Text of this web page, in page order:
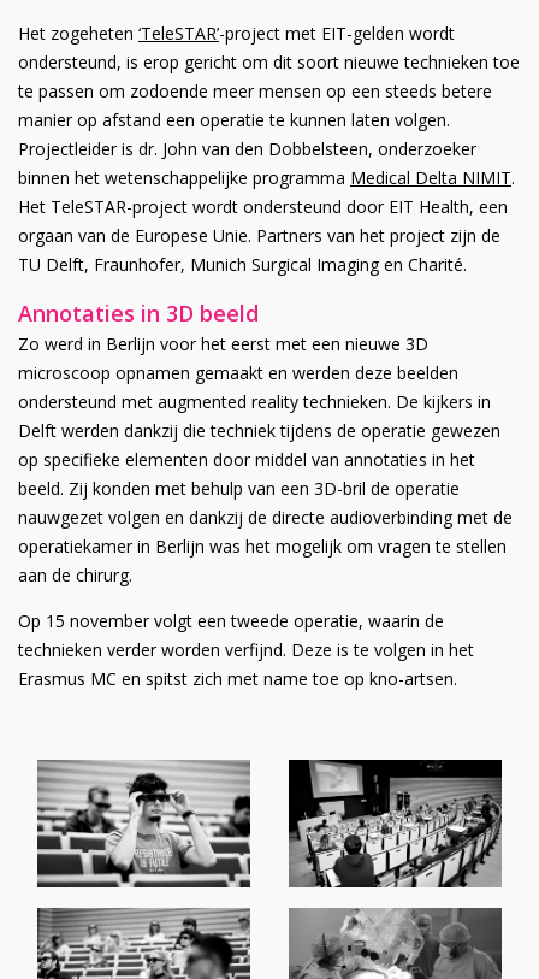
Het zogeheten ‘TeleSTAR’-project met EIT-gelden wordt
ondersteund, is erop gericht om dit soort nieuwe technieken toe
te passen om zodoende meer mensen op een steeds betere
manier op afstand een operatie te kunnen laten volgen.
Projectleider is dr. John van den Dobbelsteen, onderzoeker
binnen het wetenschappelijke programma Medical Delta NIMIT.
Het TeleSTAR-project wordt ondersteund door EIT Health, een
orgaan van de Europese Unie. Partners van het project zijn de
TU Delft, Fraunhofer, Munich Surgical Imaging en Charité.
Annotaties in 3D beeld
Zo werd in Berlijn voor het eerst met een nieuwe 3D
microscoop opnamen gemaakt en werden deze beelden
ondersteund met augmented reality technieken. De kijkers in
Delft werden dankzij die techniek tijdens de operatie gewezen
op specifieke elementen door middel van annotaties in het
beeld. Zij konden met behulp van een 3D-bril de operatie
nauwgezet volgen en dankzij de directe audioverbinding met de
operatiekamer in Berlijn was het mogelijk om vragen te stellen
aan de chirurg.
Op 15 november volgt een tweede operatie, waarin de
technieken verder worden verfijnd. Deze is te volgen in het
Erasmus MC en spitst zich met name toe op kno-artsen.